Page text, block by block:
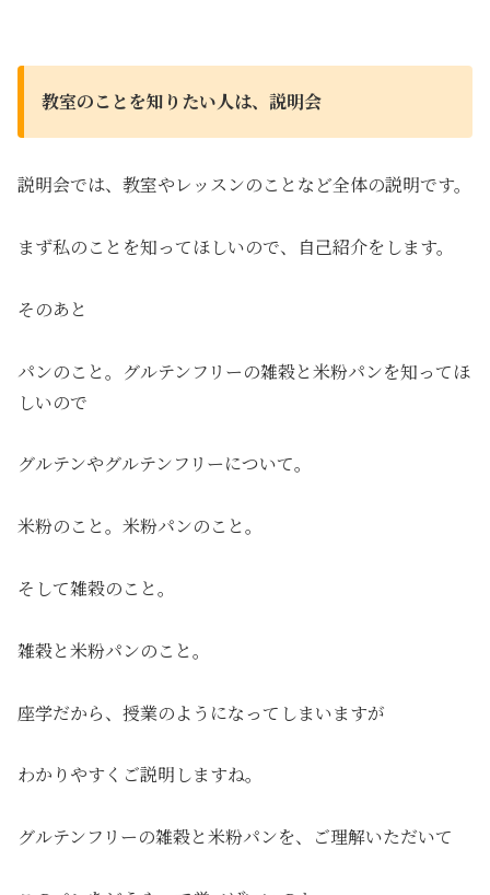
教室のことを知りたい人は、説明会
説明会では、教室やレッスンのことなど全体の説明です。
まず私のことを知ってほしいので、自己紹介をします。
そのあと
パンのこと。グルテンフリーの雑穀と米粉パンを知ってほ
しいので
グルテンやグルテンフリーについて。
米粉のこと。米粉パンのこと。
そして雑穀のこと。
雑穀と米粉パンのこと。
座学だから、授業のようになってしまいますが
わかりやすくご説明しますね。
グルテンフリーの雑穀と米粉パンを、ご理解いただいて